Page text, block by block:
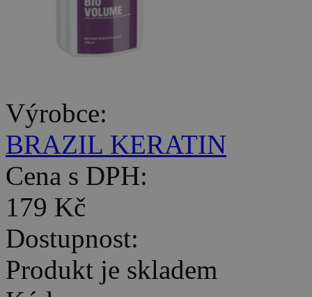
Výrobce:
BRAZIL KERATIN
Cena s DPH:
179 Kč
Dostupnost:
Produkt je skladem